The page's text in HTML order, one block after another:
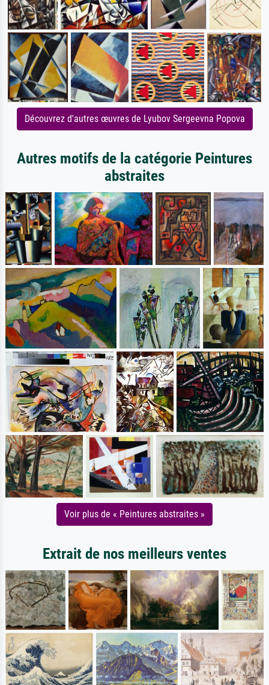
Découvrez d'autres œuvres de Lyubov Sergeevna Popova
Autres motifs de la catégorie Peintures
abstraites
Voir plus de « Peintures abstraites »
Extrait de nos meilleurs ventes